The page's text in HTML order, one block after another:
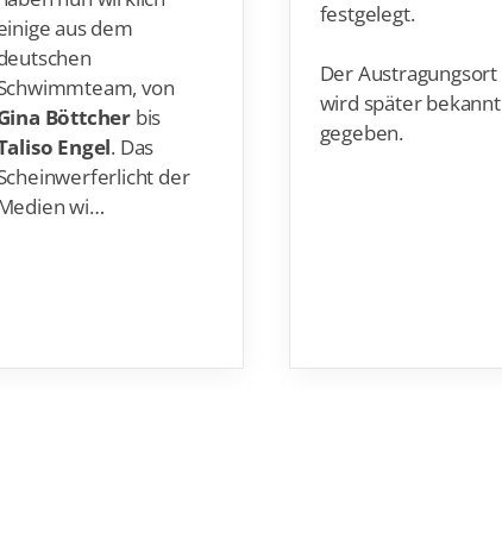
aus dem
von
Böttcherbis
Engel. Das
der
wi…
festgelegt.
Der Austragungsort
wird später bekannt
gegeben.